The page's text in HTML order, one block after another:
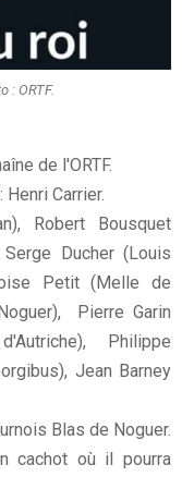
: ORTF.
de l'ORTF.
Carrier.
Robert Bousquet
Ducher (Louis
Petit (Melle de
Pierre Garin
Philippe
Jean Barney
Blas de Noguer.
cachot où il pourra